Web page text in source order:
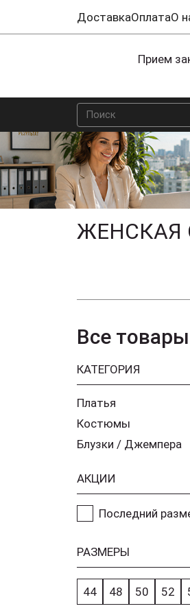
ДоставкаОплатаО
Прием
ЖЕНСКАЯ
Все товары
КАТЕГОРИЯ
Платья
Костюмы
Блузки / Джемпера
АКЦИИ
Последний
РАЗМЕРЫ
44 48 50 52